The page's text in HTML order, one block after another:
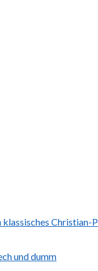
klassisches Christian-
und dumm